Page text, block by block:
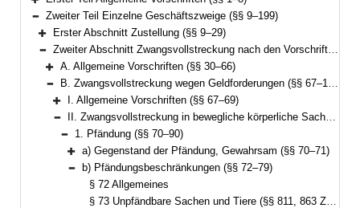
Bereich erweitern
Bereich reduzieren
Zweiter Teil Einzelne Geschäftszweige (§§ 9–199)
Bereich erweitern
Erster Abschnitt Zustellung (§§ 9–29)
Bereich reduzieren
Zweiter Abschnitt Zwangsvollstreckung nach den Vorschriften der ZPO (§§ 30–155)
Bereich erweitern
A. Allgemeine Vorschriften (§§ 30–66)
Bereich reduzieren
B. Zwangsvollstreckung wegen Geldforderungen (§§ 67–126)
Bereich erweitern
I. Allgemeine Vorschriften (§§ 67–69)
Bereich reduzieren
II. Zwangsvollstreckung in bewegliche körperliche Sachen (§§ 70–120)
Bereich reduzieren
1. Pfändung (§§ 70–90)
Bereich erweitern
a) Gegenstand der Pfändung, Gewahrsam (§§ 70–71)
Bereich reduzieren
b) Pfändungsbeschränkungen (§§ 72–79)
§ 72 Allgemeines
§ 73 Unpfändbare Sachen und Tiere (§§ 811, 863 ZPO)